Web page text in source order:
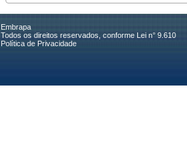
Embrapa
Todos os direitos reservados, conforme Lei n° 9.610
Política de Privacidade